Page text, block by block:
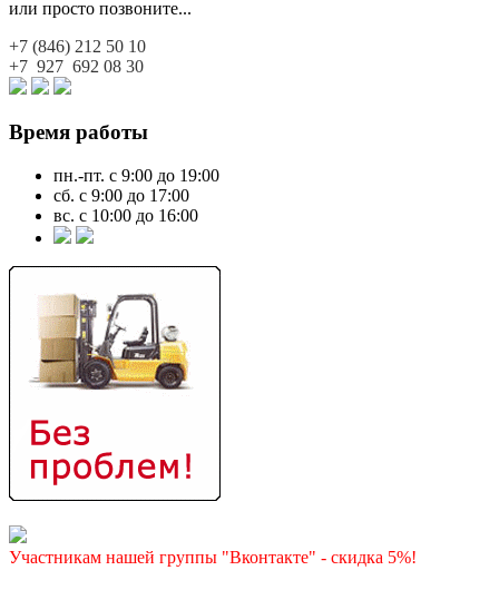
или просто позвоните...
+7 (846) 212 50 10
+7 927 692 08 30
Время работы
пн.-пт. с 9:00 до 19:00
сб. с 9:00 до 17:00
вс. с 10:00 до 16:00
Участникам нашей группы "Вконтакте" - скидка 5%!